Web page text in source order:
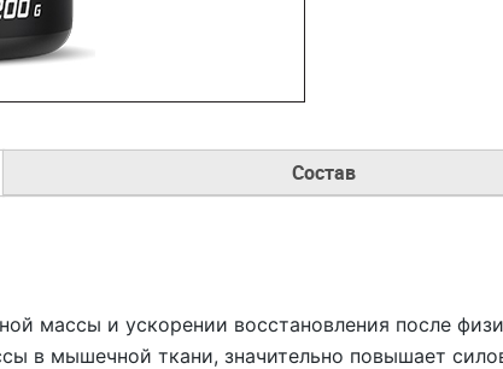
Состав
массы и ускорении восстановления после
в мышечной ткани, значительно повышает